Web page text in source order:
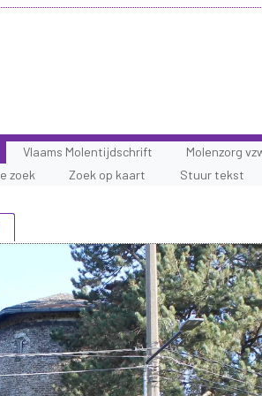
zoek Zoek op kaart Stuur tekst
Vlaams Molentijdschrift Molenzorg